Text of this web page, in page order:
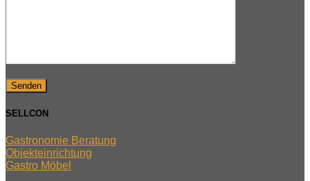
SELLCON
Gastronomie Beratung
Objekteinrichtung
Gastro Möbel